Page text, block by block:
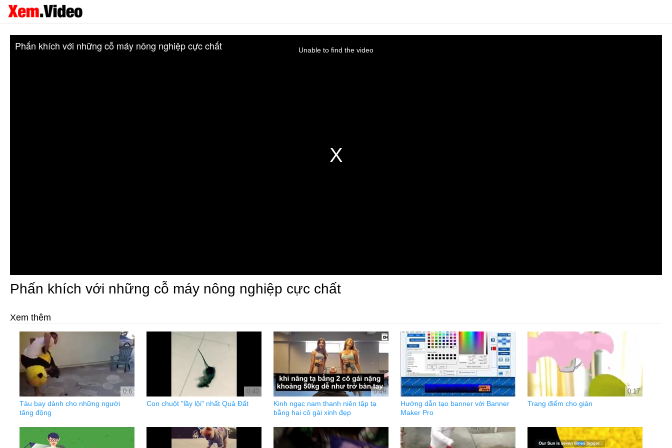
Unable to find the video
Phấn khích với những cỗ máy nông nghiệp cực chất
Phấn khích với những cỗ máy nông nghiệp cực chất
Xem thêm
0:6
Tàu bay dành cho những người
tăng động
0:40
Con chuột "lầy lội" nhất Quả Đất
0:49
Kinh ngạc nam thanh niên tập tạ
bằng hai cô gái xinh đẹp
Hướng dẫn tạo banner với Banner
Maker Pro
0:17
Trang điểm cho gián